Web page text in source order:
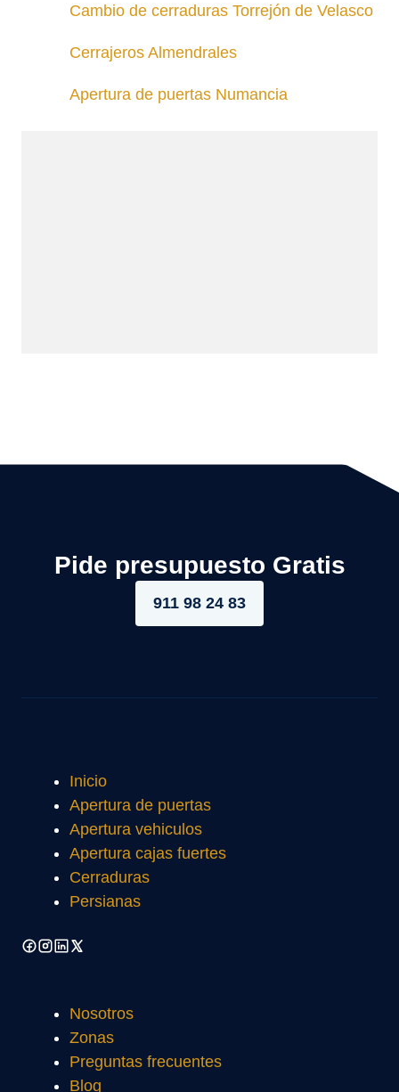
Cambio de cerraduras Torrejón de Velasco
Cerrajeros Almendrales
Apertura de puertas Numancia
Pide presupuesto Gratis
911 98 24 83
Inicio
Apertura de puertas
Apertura vehiculos
Apertura cajas fuertes
Cerraduras
Persianas
Nosotros
Zonas
Preguntas frecuentes
Blog